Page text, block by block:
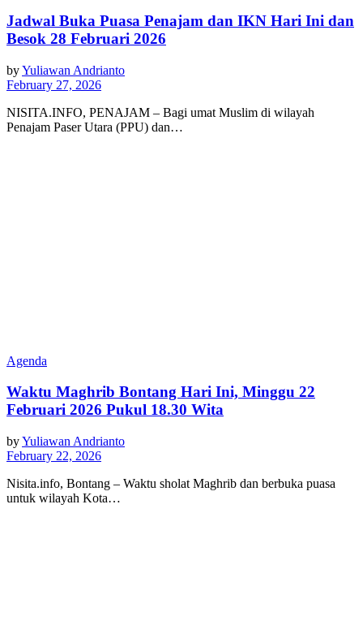
Jadwal Buka Puasa Penajam dan IKN Hari Ini dan
Besok 28 Februari 2026
byYuliawan Andrianto
February 27, 2026
NISITA.INFO, PENAJAM – Bagi umat Muslim di wilayah
Penajam Paser Utara (PPU) dan…
Agenda
Waktu Maghrib Bontang Hari Ini, Minggu 22
Februari 2026 Pukul 18.30 Wita
byYuliawan Andrianto
February 22, 2026
Nisita.info, Bontang – Waktu sholat Maghrib dan berbuka puasa
untuk wilayah Kota…